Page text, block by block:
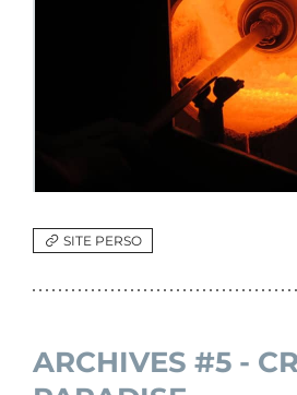
SITE PERSO
ARCHIVES #5 -